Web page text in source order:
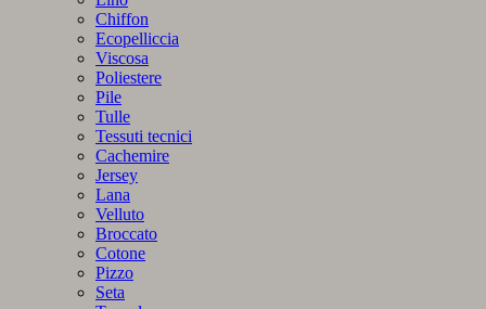
Chiffon
Ecopelliccia
Viscosa
Poliestere
Pile
Tulle
Tessuti tecnici
Cachemire
Jersey
Lana
Velluto
Broccato
Cotone
Pizzo
Seta